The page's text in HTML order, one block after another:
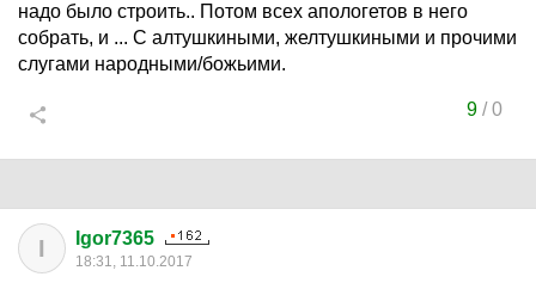
надо было строить.. Потом всех апологетов в него
собрать, и ... С алтушкиными, желтушкиными и прочими
слугами народными/божьими.
9/0
I Igor7365
18:31, 11.10.2017